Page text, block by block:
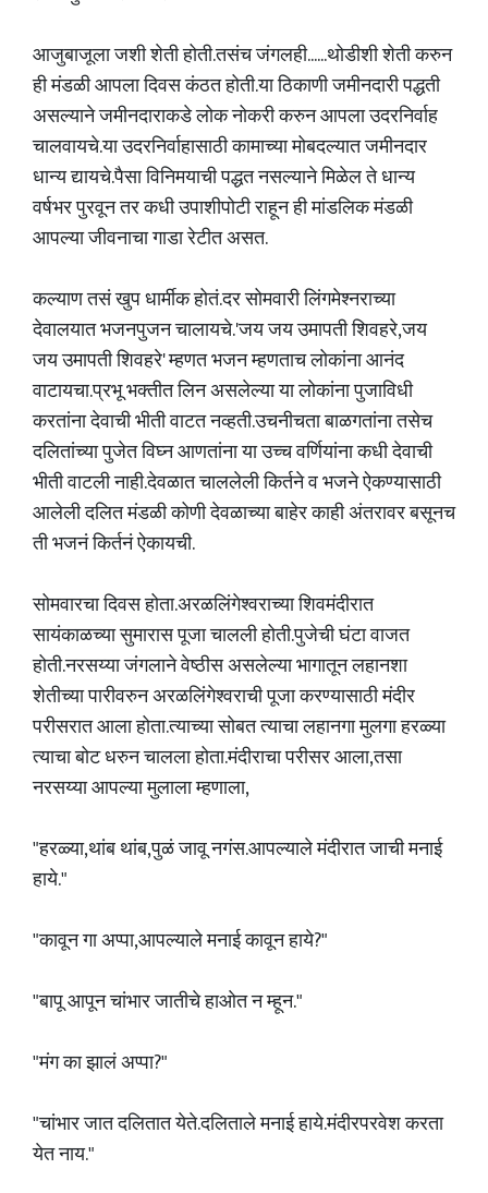
आजुबाजूला जशी शेती होती.तसंच जंगलही......थोडीशी शेती करुन
ही मंडळी आपला दिवस कंठत होती.या ठिकाणी जमीनदारी पद्धती
असल्याने जमीनदाराकडे लोक नोकरी करुन आपला उदरनिर्वाह
चालवायचे.या उदरनिर्वाहासाठी कामाच्या मोबदल्यात जमीनदार
धान्य द्यायचे.पैसा विनिमयाची पद्धत नसल्याने मिळेल ते धान्य
वर्षभर पुरवून तर कधी उपाशीपोटी राहून ही मांडलिक मंडळी
आपल्या जीवनाचा गाडा रेटीत असत.
कल्याण तसं खुप धार्मीक होतं.दर सोमवारी लिंगमेश्नराच्या
देवालयात भजनपुजन चालायचे.'जय जय उमापती शिवहरे,जय
जय उमापती शिवहरे' म्हणत भजन म्हणताच लोकांना आनंद
वाटायचा.प्रभू भक्तीत लिन असलेल्या या लोकांना पुजाविधी
करतांना देवाची भीती वाटत नव्हती.उचनीचता बाळगतांना तसेच
दलितांच्या पुजेत विघ्न आणतांना या उच्च वर्णियांना कधी देवाची
भीती वाटली नाही.देवळात चाललेली किर्तने व भजने ऐकण्यासाठी
आलेली दलित मंडळी कोणी देवळाच्या बाहेर काही अंतरावर बसूनच
ती भजनं किर्तनं ऐकायची.
सोमवारचा दिवस होता.अरळलिंगेश्वराच्या शिवमंदीरात
सायंकाळच्या सुमारास पूजा चालली होती.पुजेची घंटा वाजत
होती.नरसय्या जंगलाने वेष्ठीस असलेल्या भागातून लहानशा
शेतीच्या पारीवरुन अरळलिंगेश्वराची पूजा करण्यासाठी मंदीर
परीसरात आला होता.त्याच्या सोबत त्याचा लहानगा मुलगा हरळ्या
त्याचा बोट धरुन चालला होता.मंदीराचा परीसर आला,तसा
नरसय्या आपल्या मुलाला म्हणाला,
"हरळ्या,थांब थांब,पुळं जावू नगंस.आपल्याले मंदीरात जाची मनाई
हाये."
"कावून गा अप्पा,आपल्याले मनाई कावून हाये?"
"बापू आपून चांभार जातीचे हाओत न म्हून."
"मंग का झालं अप्पा?"
"चांभार जात दलितात येते.दलिताले मनाई हाये.मंदीरपरवेश करता
येत नाय."